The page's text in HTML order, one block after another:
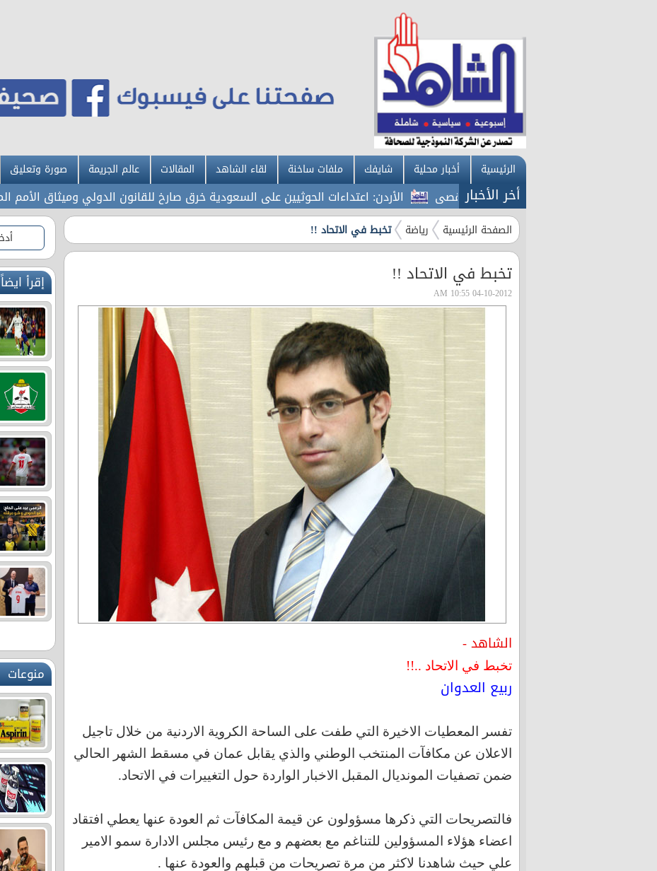
الرئيسية أخبار محلية شايفك ملفات ساخنة لقاء الشاهد المقالات عالم الجريمة صورة وتعليق
أخر الأخبار الأردن: اعتداءات الحوثيين على السعودية خرق صارخ للقانون الدولي وميثاق الأمم المتحدة
الصفحة الرئيسية رياضة تخبط في الاتحاد !!
تخبط في الاتحاد !!
04-10-2012 10:55 AM
الشاهد -
تخبط في الاتحاد ..!!
ربيع العدوان
تفسر المعطيات الاخيرة التي طفت على الساحة الكروية الاردنية من خلال تاجيل
الاعلان عن مكافآت المنتخب الوطني والذي يقابل عمان في مسقط الشهر الحالي
ضمن تصفيات المونديال المقبل الاخبار الواردة حول التغييرات في الاتحاد.
فالتصريحات التي ذكرها مسؤولون عن قيمة المكافآت ثم العودة عنها يعطي افتقاد
اعضاء هؤلاء المسؤولين للتناغم مع بعضهم و مع رئيس مجلس الادارة سمو الامير
علي حيث شاهدنا لاكثر من مرة تصريحات من قبلهم والعودة عنها .
إقرأ ايضاً
منوعات